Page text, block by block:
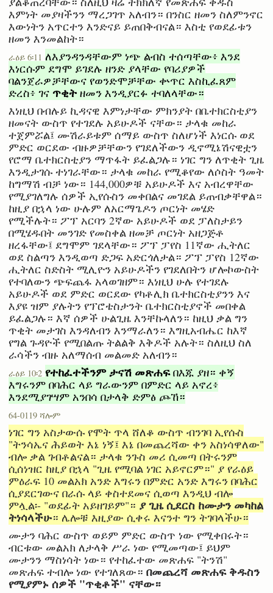
እምነት መያዛችንን ማረጋገጥ አለብን። በንስር ዘመን ስለምንኖር
እውነትን አጥርተን እንድናይ ይጠበቅብናል። እስቲ የወደፊቱን
ዘመን እንመልከት።
ራዕይ 6፡11 ለእያንዳንዳቸውም ነጭ ልብስ ተሰጣቸው፥ እንደ
እነርሱም ደግሞ ይገደሉ ዘንድ ያላቸው የባሪያዎች
ባልንጀራዎቻቸውና የወንድሞቻቸው ቍጥር እስኪፈጸም
ድረስ፥ ገና ጥቂት ዘመን እንዲያርፉ ተባለላቸው።
እነዚህ በብሉይ ኪዳናዊ እምነታቸው ምክንያት በቤተክርስቲያን
ዘመናት ውስጥ የተገደሉ አይሁዶች ናቸው። ታላቁ መከራ
ተጀምሯል፤ ሙሽራይቱም ሰማይ ውስጥ ስለሆነች እነርሱ ወደ
ምድር ወርደው ብዙዎቻቸውን የገደለችውን ዲኖሚኔሽናዊቷን
የሮማ ቤተክርስቲያን ማጥፋት ይፈልጋሉ። ነገር ግን ለጥቂት ጊዜ
እንዲታገሱ ተነገራቸው። ታላቁ መከራ የሚቆየው ለሶስት ዓመት
ከግማሽ ብቻ ነው። 144,000ዎቹ አይሁዶች እና አብረዋቸው
የሚያገለግሉ ሰዎች ኢየሱስን መቀበልና መገደል ይጠብቃቸዋል።
ከዚያ በኋላ ነው ሁሉም ለአርማጌዶን ጦርነት መሄድ
የሚችሉት። ፖፕ አርባን 2ኛው አይሁዶች ወደ ፓለስታይን
በሚሄዱበት መንገድ የመስቀል ዘመቻ ጦርነት አዘጋጅቶ
ዘረፋቸው፤ ደግሞም ገደላቸው። ፖፕ ፓየስ 11ኛው ሒትለር
ወደ ስልጣን እንዲወጣ ድጋፍ አድርጎለታል። ፖፕ ፓየስ 12ኛው
ሒትለር ስድስት ሚሊዮን አይሁዶችን የገደለበትን ሆሎኮውስት
የተባለውን ጭፍጨፋ አላወገዘም። እነዚህ ሁሉ የተገደሉ
አይሁዶች ወደ ምድር ወርደው የካቶሊክ ቤተክርስቲያንን እና
እያዩ ዝም ያሉትን የፕሮቴስታንት ቤተክርስቲያኖች መበቀል
ይፈልጋሉ። እኛ ሰዎች ሁልጊዜ እንቸኩላለን። ከዚህ ቃል ግን
ጥቂት መታገስ እንዳለብን እንማራለን። እግዚአብሔር ከእኛ
የግል ጉዳዮች የሚበልጡ ትልልቅ እቅዶች አሉት። ስለዚህ ስለ
ራሳችን ብዙ አለማሰብ መልመድ አለብን።
ራዕይ 10፡2 የተከፈተችንም ታናሽ መጽሐፍበእጁ ያዘ። ቀኝ
እግሩንም በባሕር ላይ ግራውንም በምድር ላይ አኖረ፥
እንደሚያገሣም አንበሳ በታላቅ ድምፅ ጮኸ።
64-0119 ሻሎም
ነገር ግን አስታውሱ የሞት ጥላ ሸለቆ ውስጥ ብንገባ ኢየሱስ
"ትንሳኤና ሕይወት እኔ ነኝ፤ እኔ በመጨረሻው ቀን አስነሳዋለው"
ብሎ ቃል ገብቶልናል። ታላቁ ንጉስ መሪ ሲመጣ በትሩንም
ሲሰነዝር ከዚያ በኋላ "ጊዜ የሚባል ነገር አይኖርም።" ያ የራዕይ
ምዕራፍ 10 መልአክ አንድ እግሩን በምድር አንድ እግሩን በባሕር
ሲያደርገውና በራሱ ላይ ቀስተደመና ሲወጣ እንዲህ ብሎ
ምሏል፡- "ወደፊት አይዘገይም"። ያ ጊዜ ሲደርስ ከሙታን መካከል
ትነሳላችሁ። ሌሎቹ እዚያው ሲቀሩ እናንተ ግን ትገባላችሁ።
ሙታን ባሕር ውስጥ ወይም ምድር ውስጥ ነው የሚቀበሩት።
ብርቱው መልአክ ለታላቅ ሥራ ነው የሚመጣው፤ ይህም
ሙታንን ማስነሳት ነው። የተከፈተው መጽሐፍ "ትንሽ"
መጽሐፍ ተብሎ ነው የተገለጸው። በመጨረሻ መጽሐፍ ቅዱስን
የሚያምኑ ሰዎች "ጥቂቶች" ናቸው።